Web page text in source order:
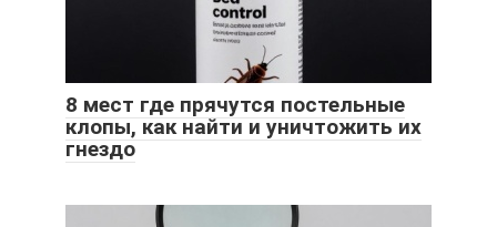
8 мест где прячутся постельные
клопы, как найти и уничтожить их
гнездо